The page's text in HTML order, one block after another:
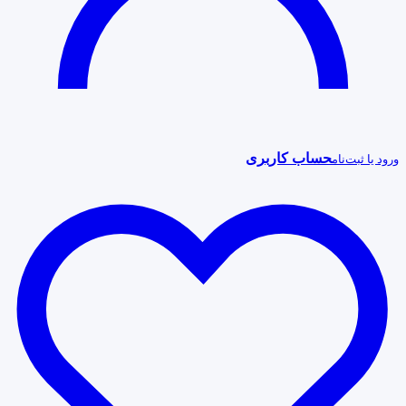
ورود یا ثبت‌نامحساب کاربری